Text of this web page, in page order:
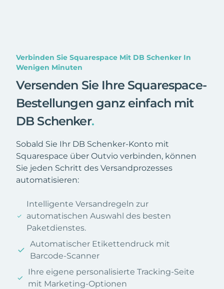
Verbinden Sie Squarespace Mit DB Schenker In
Wenigen Minuten
Versenden Sie Ihre Squarespace-
Bestellungen ganz einfach mit
DB Schenker.
Sobald Sie Ihr DB Schenker-Konto mit
Squarespace über Outvio verbinden, können
Sie jeden Schritt des Versandprozesses
automatisieren:
Intelligente Versandregeln zur
automatischen Auswahl des besten
Paketdienstes.
Automatischer Etikettendruck mit
Barcode-Scanner
Ihre eigene personalisierte Tracking-Seite
mit Marketing-Optionen